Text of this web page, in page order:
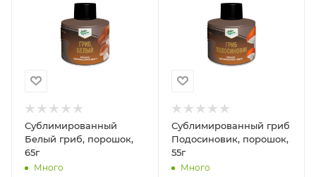
Сублимированный
Белый гриб, порошок,
65г
Много
Сублимированный гриб
Подосиновик, порошок,
55г
Много